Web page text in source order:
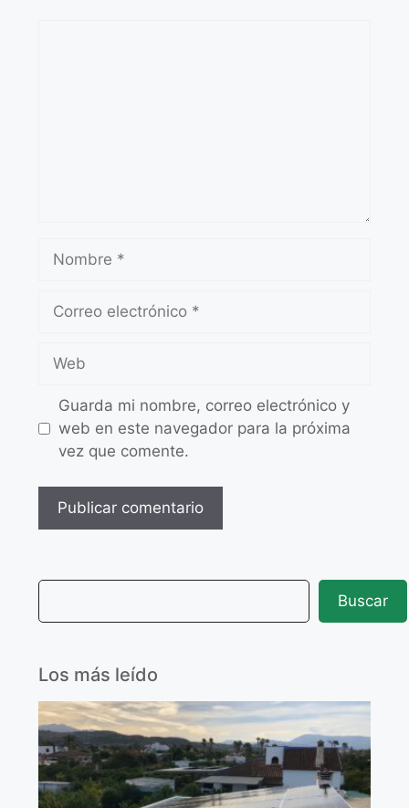
Guarda mi nombre, correo electrónico y
web en este navegador para la próxima
vez que comente.
Buscar
Los más leído